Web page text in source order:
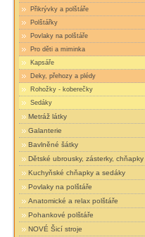
Přikrývky a polštáře
Polštářky
Povlaky na polštáře
Pro děti a miminka
Kapsáře
Deky, přehozy a plédy
Rohožky - koberečky
Sedáky
Metráž látky
Galanterie
Bavlněné šátky
Dětské ubrousky, zásterky, chňapky
Kuchyňské chňapky a sedáky
Povlaky na polštáře
Anatomické a relax polštáře
Pohankové polštáře
NOVÉ Šicí stroje